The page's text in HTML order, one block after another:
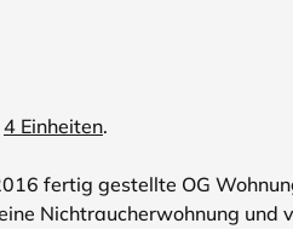
4 Einheiten.
fertig gestellte OG
Nichtraucherwohnung und